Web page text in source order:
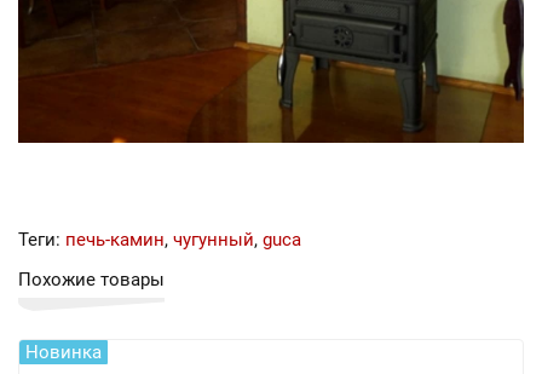
Теги: печь-камин, чугунный, guca
Похожие товары
Новинка